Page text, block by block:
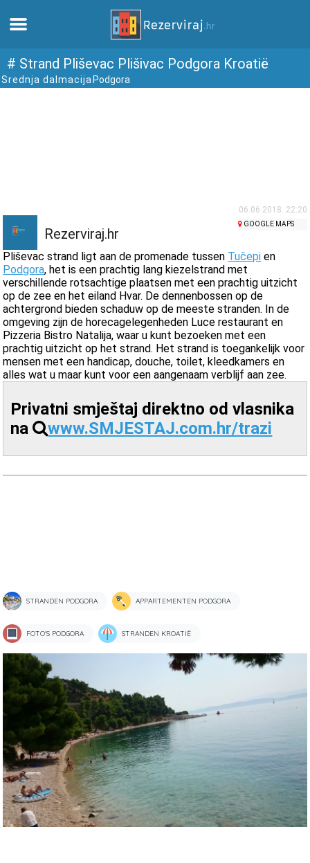
Thuis
webcams
Ontmoet Kroatië
musea
# Strand Pliševac Plišivac Podgora Kroatië
Srednja dalmacija Podgora
06.06.2018. 22:20
Rezerviraj.hr
GOOGLE MAPS
Pliševac strand ligt aan de promenade tussen Tučepi en
Podgora, het is een prachtig lang kiezelstrand met
verschillende rotsachtige plaatsen met een prachtig uitzicht
op de zee en het eiland Hvar. De dennenbossen op de
achtergrond bieden schaduw op de meeste stranden. In de
omgeving zijn de horecagelegenheden Luce restaurant en
Pizzeria Bistro Natalija, waar u kunt bezoeken met een
prachtig uitzicht op het strand. Het strand is toegankelijk voor
mensen met een handicap, douche, toilet, kleedkamers en
alles wat u maar kunt voor een aangenaam verblijf aan zee.
Privatni smještaj direktno od vlasnika
na
www.SMJESTAJ.com.hr/trazi
STRANDEN PODGORA APPARTEMENTEN PODGORA
FOTO'S PODGORA STRANDEN KROATIË